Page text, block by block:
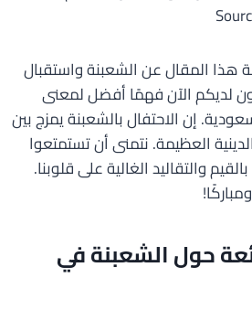
هذا المقال عن الشعبنة واستقبال
لديكم الآن فهمًا أفضل لمعنى
إن الاحتفال بالشعبنة يمزج بين
العظيمة. نتمنى أن تستمتعوا
والتقاليد الغالية على قلوبنا.
حول الشعبنة في